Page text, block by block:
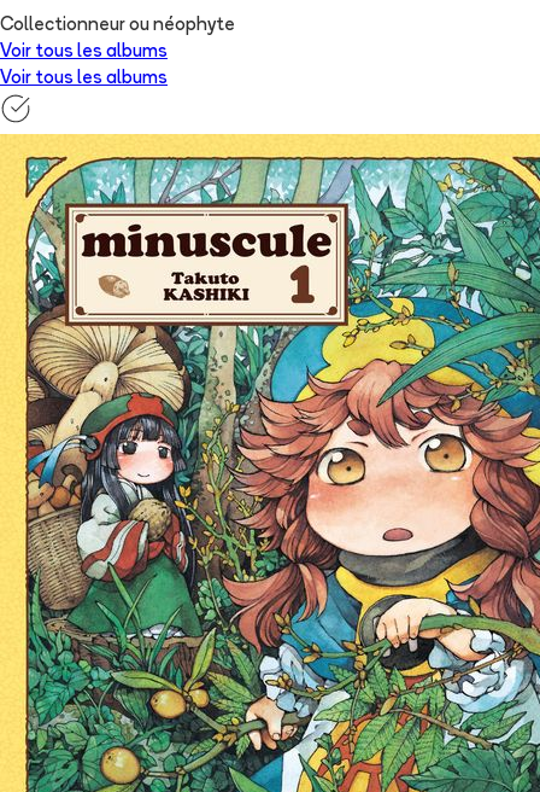
Collectionneur ou néophyte
Voir tous les albums
Voir tous les albums